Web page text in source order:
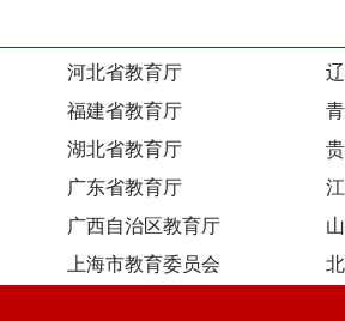
河北省教育厅
福建省教育厅
湖北省教育厅
广东省教育厅
广西自治区教育厅
上海市教育委员会